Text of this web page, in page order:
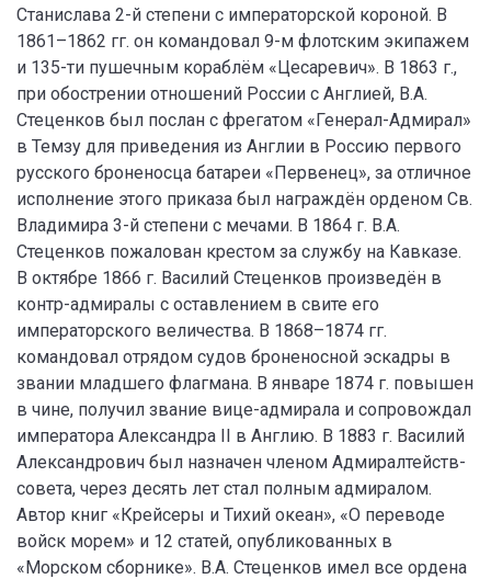
Станислава 2-й степени с императорской короной. В
1861–1862 гг. он командовал 9-м флотским экипажем
и 135-ти пушечным кораблём «Цесаревич». В 1863 г.,
при обострении отношений России с Англией, В.А.
Стеценков был послан с фрегатом «Генерал-Адмирал»
в Темзу для приведения из Англии в Россию первого
русского броненосца батареи «Первенец», за отличное
исполнение этого приказа был награждён орденом Св.
Владимира 3-й степени с мечами. В 1864 г. В.А.
Стеценков пожалован крестом за службу на Кавказе.
В октябре 1866 г. Василий Стеценков произведён в
контр-адмиралы с оставлением в свите его
императорского величества. В 1868–1874 гг.
командовал отрядом судов броненосной эскадры в
звании младшего флагмана. В январе 1874 г. повышен
в чине, получил звание вице-адмирала и сопровождал
императора Александра II в Англию. В 1883 г. Василий
Александрович был назначен членом Адмиралтейств-
совета, через десять лет стал полным адмиралом.
Автор книг «Крейсеры и Тихий океан», «О переводе
войск морем» и 12 статей, опубликованных в
«Морском сборнике». В.А. Стеценков имел все ордена